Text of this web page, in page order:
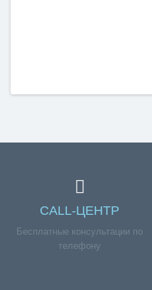
CALL-ЦЕНТР
Бесплатные консультации по
телефону